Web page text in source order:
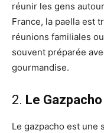
réunir les gens
France, la paella est
réunions familiales
souvent préparée
gourmandise.
2. Le Gazpacho
Le gazpacho est une